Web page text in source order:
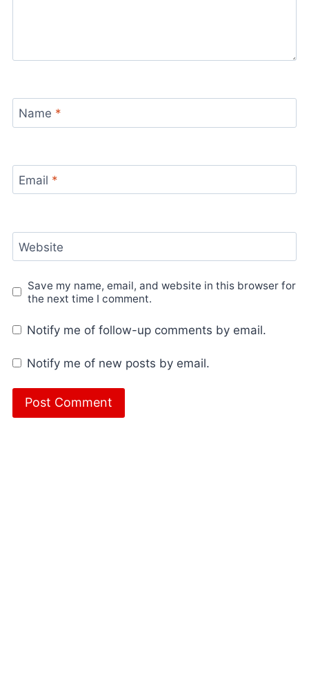
Name *
Email *
Website
Save my name, email, and website in this browser for
the next time I comment.
Notify me of follow-up comments by email.
Notify me of new posts by email.